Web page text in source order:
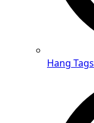
Hang Tags